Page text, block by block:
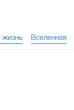
жизнь Вселенная